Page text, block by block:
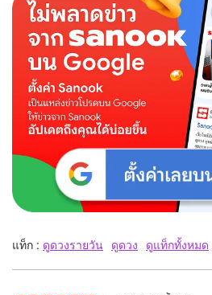
แท็ก : ดูดวงรายวัน ดูดวง ดูแท็กทั้งหมด